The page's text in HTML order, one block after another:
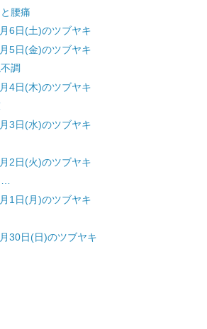
腰痛
6日(土)のツブヤキ
5日(金)のツブヤキ
調
4日(木)のツブヤキ
3日(水)のツブヤキ
2日(火)のツブヤキ
1日(月)のツブヤキ
30日(日)のツブヤキ